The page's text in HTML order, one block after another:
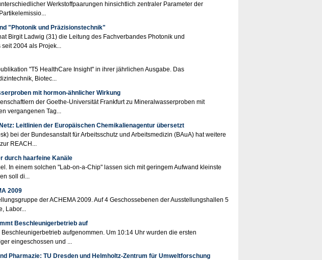
Werkstoffpaarungen hinsichtlich zentraler Parameter der
"Photonik und Präzisionstechnik"
Birgit Ladwig (31) die Leitung des Fachverbandes Photonik und
2004 als Projek...
"T5 HealthCare Insight" in ihrer jährlichen Ausgabe. Das
Biotec...
mit hormon-ähnlicher Wirkung
der Goethe-Universität Frankfurt zu Mineralwasserproben mit
vergangenen Tag...
Leitlinien der Europäischen Chemikalienagentur übersetzt
bei der Bundesanstalt für Arbeitsschutz und Arbeitsmedizin (BAuA) hat weitere
REACH...
durch haarfeine Kanäle
In einem solchen "Lab-on-a-Chip" lassen sich mit geringem Aufwand kleinste
soll di...
2009
der ACHEMA 2009. Auf 4 Geschossebenen der Ausstellungshallen 5
Labor...
Beschleunigerbetrieb auf
aufgenommen. Um 10:14 Uhr wurden die ersten
eingeschossen und ...
Pharmazie: TU Dresden und Helmholtz-Zentrum für Umweltforschung